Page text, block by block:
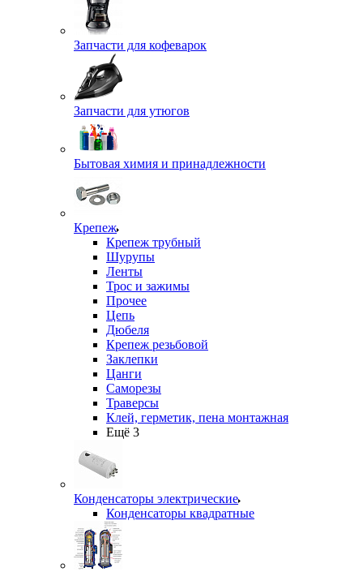
Запчасти для кофеварок
Запчасти для утюгов
Бытовая химия и принадлежности
Крепеж
Крепеж трубный
Шурупы
Ленты
Трос и зажимы
Прочее
Цепь
Дюбеля
Крепеж резьбовой
Заклепки
Цанги
Саморезы
Траверсы
Клей, герметик, пена монтажная
Ещё 3
Конденсаторы электрические
Конденсаторы квадратные